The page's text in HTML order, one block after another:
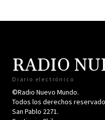
RADIO
Diario electrónico
©Radio Nuevo Mundo.
Todos los derechos
San Pablo 2271.